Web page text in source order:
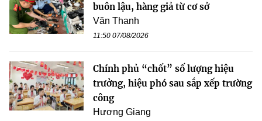
buôn lậu, hàng giả từ cơ sở
Văn Thanh
11:50 07/08/2026
Chính phủ “chốt” số lượng hiệu
trưởng, hiệu phó sau sắp xếp trường
công
Hương Giang